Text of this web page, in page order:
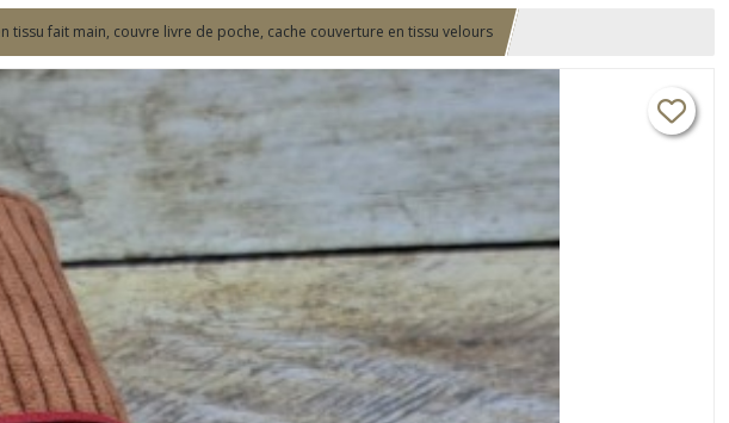
tissu fait main, couvre livre de poche, cache couverture en tissu velours